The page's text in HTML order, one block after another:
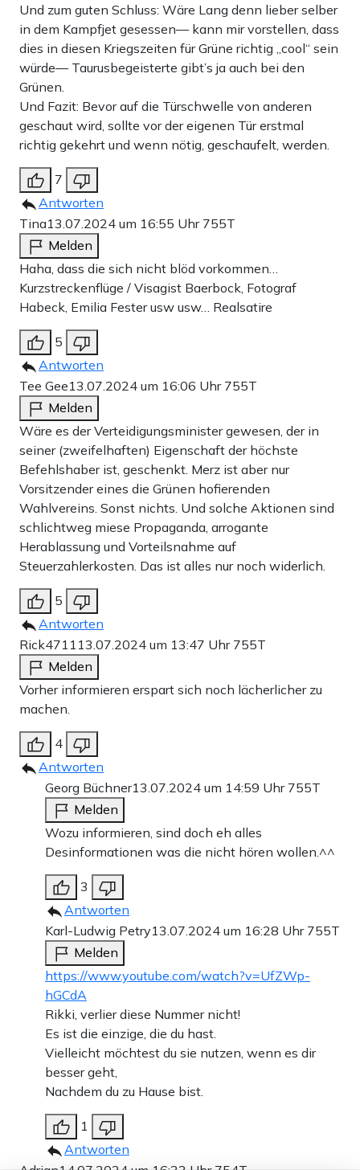
Und zum guten Schluss: Wäre Lang denn lieber selber
in dem Kampfjet gesessen— kann mir vorstellen, dass
dies in diesen Kriegszeiten für Grüne richtig „cool“ sein
würde— Taurusbegeisterte gibt’s ja auch bei den
Grünen.
Und Fazit: Bevor auf die Türschwelle von anderen
geschaut wird, sollte vor der eigenen Tür erstmal
richtig gekehrt und wenn nötig, geschaufelt, werden.
7
Antworten
Tina13.07.2024 um 16:55 Uhr 755T
Melden
Haha, dass die sich nicht blöd vorkommen…
Kurzstreckenflüge / Visagist Baerbock, Fotograf
Habeck, Emilia Fester usw usw… Realsatire
5
Antworten
Tee Gee13.07.2024 um 16:06 Uhr 755T
Melden
Wäre es der Verteidigungsminister gewesen, der in
seiner (zweifelhaften) Eigenschaft der höchste
Befehlshaber ist, geschenkt. Merz ist aber nur
Vorsitzender eines die Grünen hofierenden
Wahlvereins. Sonst nichts. Und solche Aktionen sind
schlichtweg miese Propaganda, arrogante
Herablassung und Vorteilsnahme auf
Steuerzahlerkosten. Das ist alles nur noch widerlich.
5
Antworten
Rick4711 13.07.2024 um 13:47 Uhr 755T
Melden
Vorher informieren erspart sich noch lächerlicher zu
machen.
4
Antworten
Georg Büchner13.07.2024 um 14:59 Uhr 755T
Melden
Wozu informieren, sind doch eh alles
Desinformationen was die nicht hören wollen.^^
3
Antworten
Karl-Ludwig Petry13.07.2024 um 16:28 Uhr 755T
Melden
https://www.youtube.com/watch?v=UfZWp-
hGCdA
Rikki, verlier diese Nummer nicht!
Es ist die einzige, die du hast.
Vielleicht möchtest du sie nutzen, wenn es dir
besser geht,
Nachdem du zu Hause bist.
1
Antworten